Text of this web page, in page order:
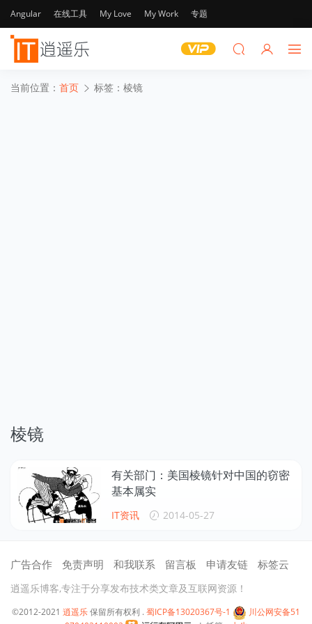
Angular 在线工具 My Love My Work 专题
当前位置： 首页 标签：棱镜
棱镜
有关部门：美国棱镜针对中国的窃密
基本属实
IT资讯 2014-05-27
广告合作 免责声明 和我联系 留言板 申请友链 标签云
逍遥乐博客,专注于分享发布技术类文章及互联网资源！
©2012-2021 逍遥乐保留所有权利 . 蜀ICP备13020367号-1
川公网安备51